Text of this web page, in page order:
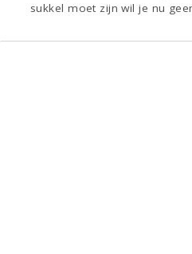
sukkel moet zijn wil je nu